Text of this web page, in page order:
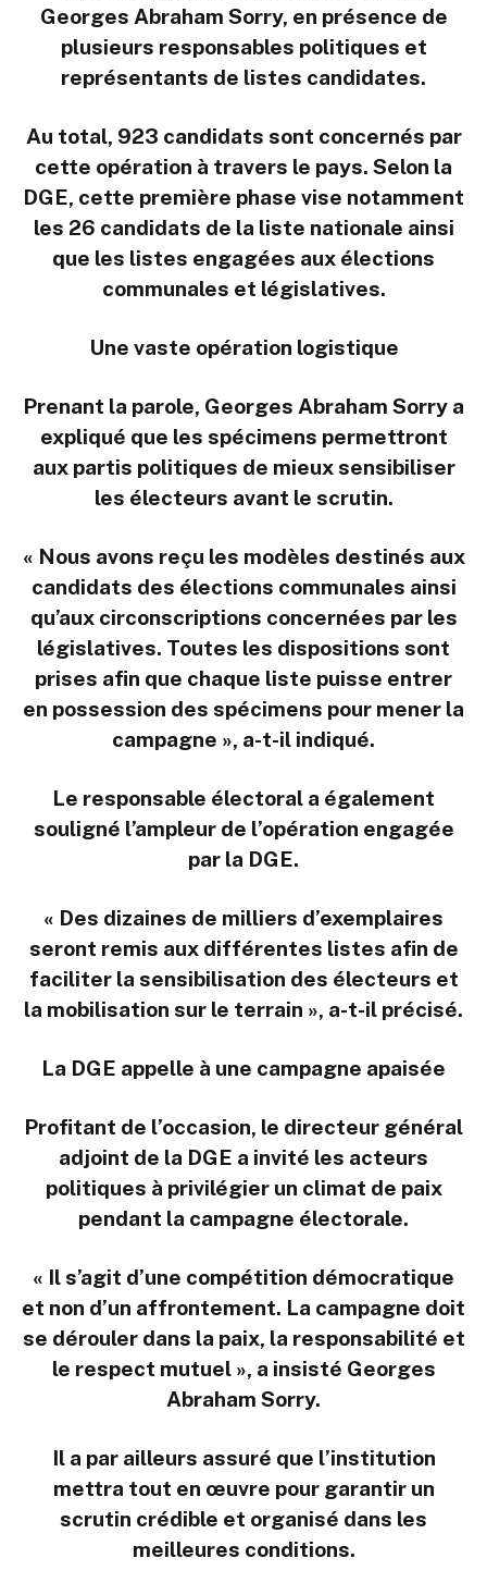
Georges Abraham Sorry, en présence de
plusieurs responsables politiques et
représentants de listes candidates.
Au total, 923 candidats sont concernés par
cette opération à travers le pays. Selon la
DGE, cette première phase vise notamment
les 26 candidats de la liste nationale ainsi
que les listes engagées aux élections
communales et législatives.
Une vaste opération logistique
Prenant la parole, Georges Abraham Sorry a
expliqué que les spécimens permettront
aux partis politiques de mieux sensibiliser
les électeurs avant le scrutin.
« Nous avons reçu les modèles destinés aux
candidats des élections communales ainsi
qu’aux circonscriptions concernées par les
législatives. Toutes les dispositions sont
prises afin que chaque liste puisse entrer
en possession des spécimens pour mener la
campagne », a-t-il indiqué.
Le responsable électoral a également
souligné l’ampleur de l’opération engagée
par la DGE.
« Des dizaines de milliers d’exemplaires
seront remis aux différentes listes afin de
faciliter la sensibilisation des électeurs et
la mobilisation sur le terrain », a-t-il précisé.
La DGE appelle à une campagne apaisée
Profitant de l’occasion, le directeur général
adjoint de la DGE a invité les acteurs
politiques à privilégier un climat de paix
pendant la campagne électorale.
« Il s’agit d’une compétition démocratique
et non d’un affrontement. La campagne doit
se dérouler dans la paix, la responsabilité et
le respect mutuel », a insisté Georges
Abraham Sorry.
Il a par ailleurs assuré que l’institution
mettra tout en œuvre pour garantir un
scrutin crédible et organisé dans les
meilleures conditions.